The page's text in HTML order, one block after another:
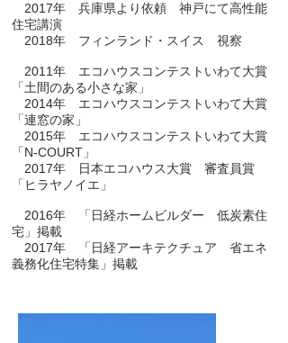
2017年 兵庫県より依頼 神戸にて高性能
住宅講演
2018年 フィンランド・スイス 視察
2011年 エコハウスコンテストいわて大賞
「土間のある小さな家」
2014年 エコハウスコンテストいわて大賞
「連窓の家」
2015年 エコハウスコンテストいわて大賞
「N-COURT」
2017年 日本エコハウス大賞 審査員賞
「ヒラヤノイエ」
2016年 「日経ホームビルダー 低炭素住
宅」掲載
2017年 「日経アーキテクチュア 省エネ
義務化住宅特集」掲載